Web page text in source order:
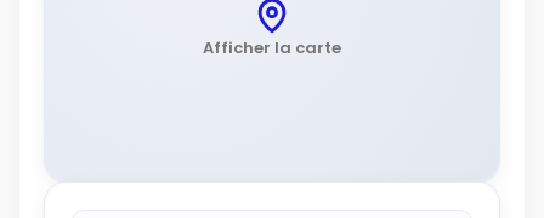
Afficher la carte